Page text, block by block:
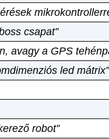
csapat”
avagy a GPS
led mátrix”
robot”